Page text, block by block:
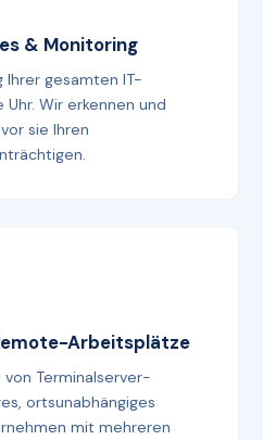
& Monitoring
Ihrer gesamten IT-
Wir erkennen und
sie Ihren
Arbeitsplätze
Terminalserver-
ortsunabhängiges
mit mehreren